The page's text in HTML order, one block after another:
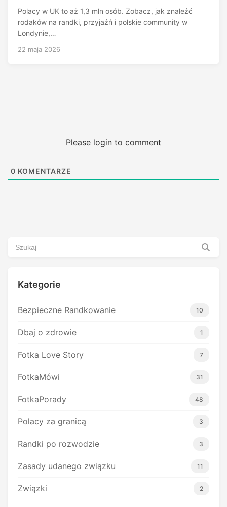
Polacy w UK to aż 1,3 mln osób. Zobacz, jak znaleźć
rodaków na randki, przyjaźń i polskie community w
Londynie,…
22 maja 2026
Please login to comment
0 KOMENTARZE
Kategorie
Bezpieczne Randkowanie 10
Dbaj o zdrowie 1
Fotka Love Story 7
FotkaMówi 31
FotkaPorady 48
Polacy za granicą 3
Randki po rozwodzie 3
Zasady udanego związku 11
Związki 2